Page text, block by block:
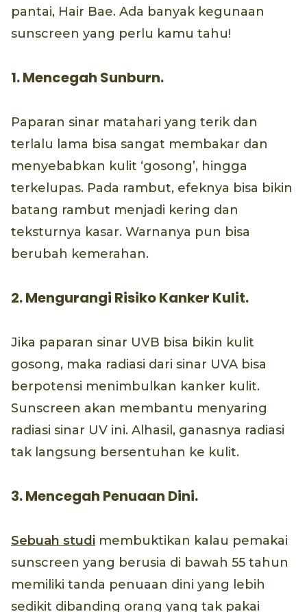
pantai, Hair Bae. Ada banyak kegunaan
sunscreen yang perlu kamu tahu!
1. Mencegah Sunburn.
Paparan sinar matahari yang terik dan
terlalu lama bisa sangat membakar dan
menyebabkan kulit ‘gosong’, hingga
terkelupas. Pada rambut, efeknya bisa bikin
batang rambut menjadi kering dan
teksturnya kasar. Warnanya pun bisa
berubah kemerahan.
2. Mengurangi Risiko Kanker Kulit.
Jika paparan sinar UVB bisa bikin kulit
gosong, maka radiasi dari sinar UVA bisa
berpotensi menimbulkan kanker kulit.
Sunscreen akan membantu menyaring
radiasi sinar UV ini. Alhasil, ganasnya radiasi
tak langsung bersentuhan ke kulit.
3. Mencegah Penuaan Dini.
Sebuah studi membuktikan kalau pemakai
sunscreen yang berusia di bawah 55 tahun
memiliki tanda penuaan dini yang lebih
sedikit dibanding orang yang tak pakai